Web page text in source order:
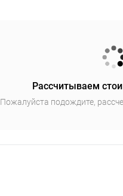
Рассчитываем
Пожалуйста подождите,